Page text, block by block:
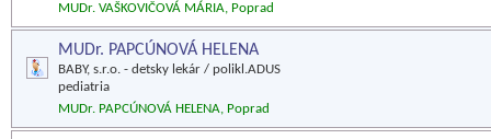
MUDr. VAŠKOVIČOVÁ MÁRIA, Poprad
MUDr. PAPCÚNOVÁ HELENA
BABY, s.r.o. - detsky lekár / polikl.ADUS
pediatria
MUDr. PAPCÚNOVÁ HELENA, Poprad